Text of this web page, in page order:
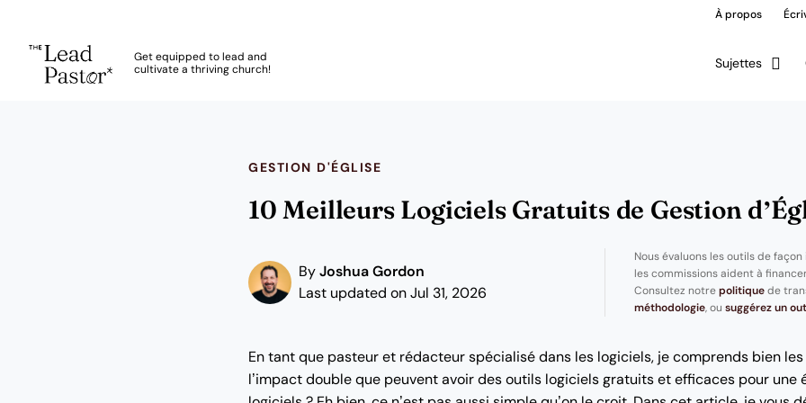
À propos
Get equipped to lead and
cultivate a thriving church!
Sujettes
GESTION D'ÉGLISE
10 Meilleurs Logiciels Gratuits de Gestion
By Joshua Gordon
Last updated on Jul 31, 2026
Nous évaluons les outils de
les commissions aident à
Consultez notre politiquede
méthodologie, ou suggérez un
En tant que pasteur et rédacteur spécialisé dans les logiciels, je comprends bien
l’impact double que peuvent avoir des outils logiciels gratuits et efficaces pour une